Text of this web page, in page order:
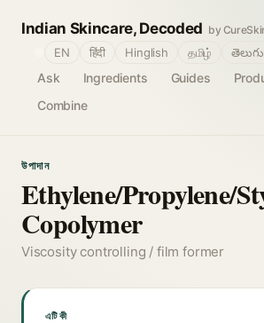
Indian Skincare, Decoded by
Ask Ingredients Guides
Combine
EN हिंदी Hinglish தமிழ் తెలుగు
উপাদান
Ethylene/Propylene/
Copolymer
Viscosity controlling / film former
এটি কী